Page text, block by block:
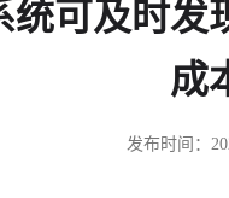
统可及时发
成
发布时间：